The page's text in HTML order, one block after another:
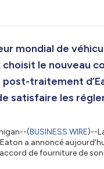
« Alors que
croissante grâce à de
mondial de
le nouveau
traitement
satisfaire les
(BUSINESS WIRE)--
a annoncé
de fourniture de